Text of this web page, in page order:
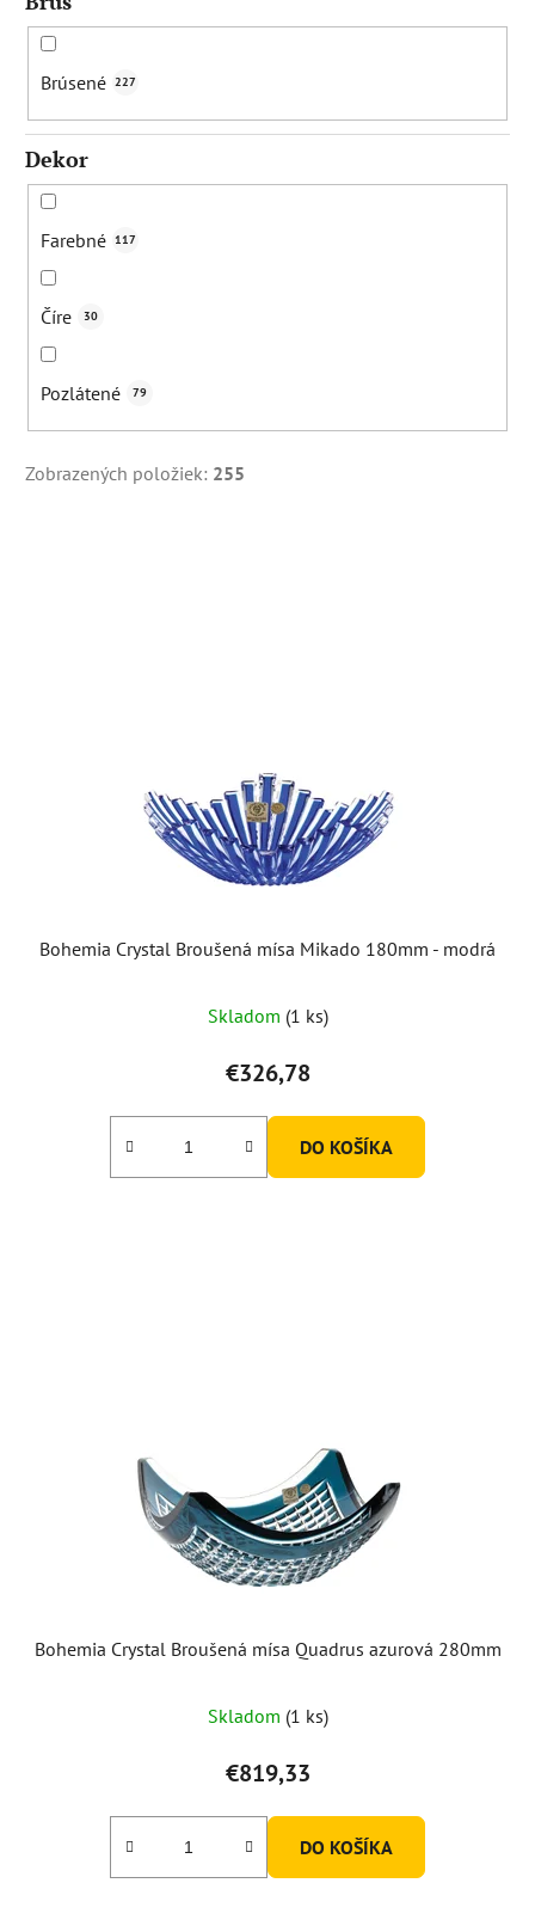
Brúsené 227
Dekor
Farebné 117
Číre 30
Pozlátené 79
Zobrazených položiek: 255
Bohemia Crystal Broušená mísa Mikado 180mm - modrá
Skladom (1 ks)
€326,78
DO KOŠÍKA
Bohemia Crystal Broušená mísa Quadrus azurová 280mm
Skladom (1 ks)
€819,33
DO KOŠÍKA